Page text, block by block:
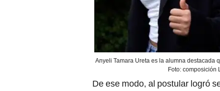
Anyeli Tamara Ureta es la alumna destacada
Foto: composición
De ese modo, al postular logró